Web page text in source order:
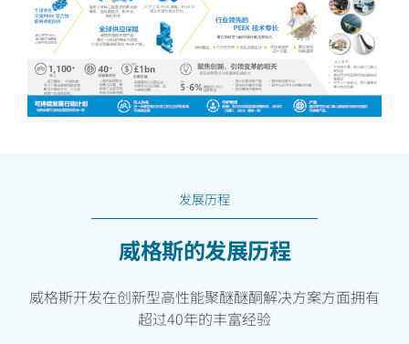
发展历程
威格斯的发展历程
威格斯开发在创新型高性能聚醚醚酮解决方案方面拥有
超过40年的丰富经验